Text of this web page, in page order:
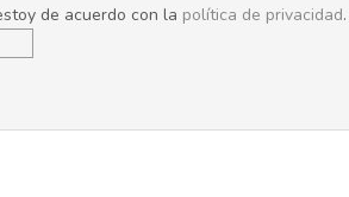
de acuerdo con la política de privacidad.